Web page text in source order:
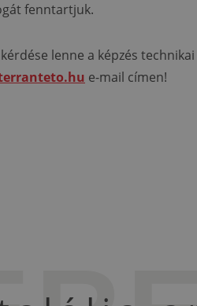
fenntartjuk.
lenne a képzés
e-mail címen!